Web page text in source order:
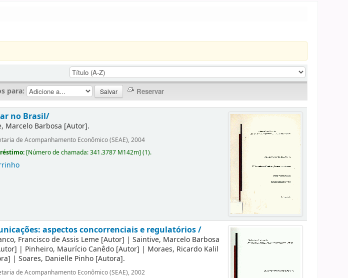
para:
no Brasil/
Marcelo Barbosa [Autor].
de Acompanhamento Econômico (SEAE), 2004
[Número de chamada:341.3787 M142m](1).
aspectos concorrenciais e regulatórios /
Francisco de Assis Leme [Autor] |Saintive, Marcelo Barbosa
| Pinheiro, Maurício Canêdo [Autor] | Moraes, Ricardo Kalil
|Soares, Danielle Pinho [Autora].
de Acompanhamento Econômico (SEAE), 2002